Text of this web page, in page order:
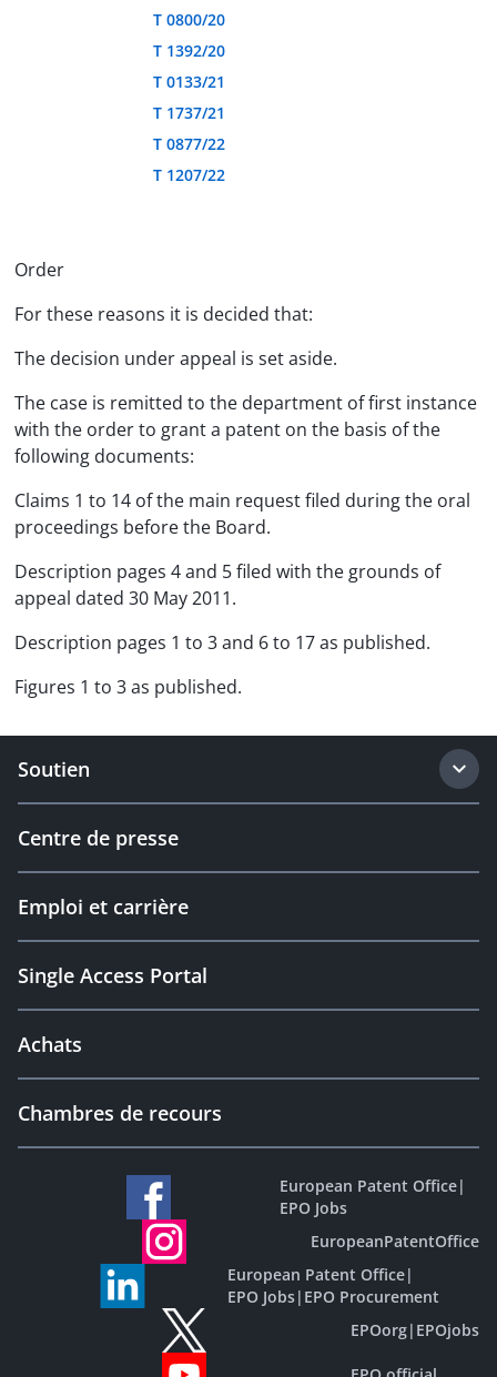
T 0800/20
T 1392/20
T 0133/21
T 1737/21
T 0877/22
T 1207/22
Order
For these reasons it is decided that:
The decision under appeal is set aside.
The case is remitted to the department of first instance
with the order to grant a patent on the basis of the
following documents:
Claims 1 to 14 of the main request filed during the oral
proceedings before the Board.
Description pages 4 and 5 filed with the grounds of
appeal dated 30 May 2011.
Description pages 1 to 3 and 6 to 17 as published.
Figures 1 to 3 as published.
Soutien
Centre de presse
Emploi et carrière
Single Access Portal
Achats
Chambres de recours
European Patent Office|
EPO Jobs
EuropeanPatentOffice
European Patent Office|
EPO Jobs| EPO Procurement
EPOorg| EPOjobs